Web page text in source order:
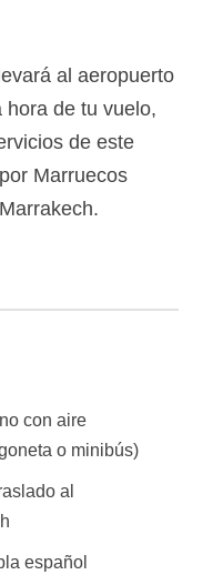
al aeropuerto
hora de tu vuelo,
de este
Marruecos
con aire
o minibús)
al
español